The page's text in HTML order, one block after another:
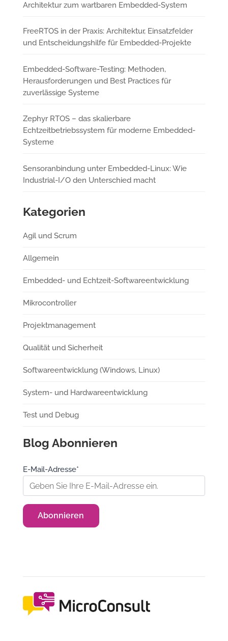
Architektur zum wartbaren Embedded-System
FreeRTOS in der Praxis: Architektur, Einsatzfelder
und Entscheidungshilfe für Embedded-Projekte
Embedded-Software-Testing: Methoden,
Herausforderungen und Best Practices für
zuverlässige Systeme
Zephyr RTOS – das skalierbare
Echtzeitbetriebssystem für moderne Embedded-
Systeme
Sensoranbindung unter Embedded-Linux: Wie
Industrial-I/O den Unterschied macht
Kategorien
Agil und Scrum
Allgemein
Embedded- und Echtzeit-Softwareentwicklung
Mikrocontroller
Projektmanagement
Qualität und Sicherheit
Softwareentwicklung (Windows, Linux)
System- und Hardwareentwicklung
Test und Debug
Blog Abonnieren
E-Mail-Adresse*